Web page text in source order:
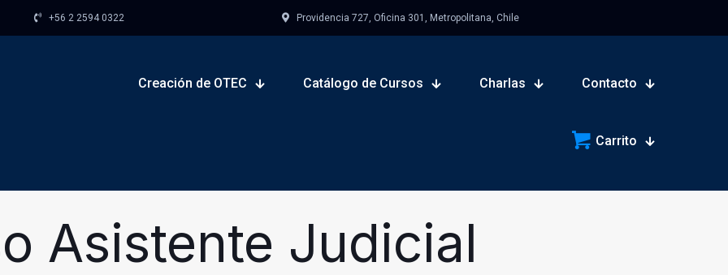
+56 2 2594 0322 Providencia 727, Oficina 301, Metropolitana, Chile
Creación de OTEC Catálogo de Cursos Charlas Contacto
Carrito
Asistente Judicial